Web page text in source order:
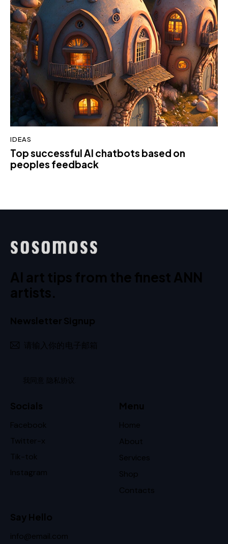
IDEAS
Top successful AI chatbots based on
peoples feedback
AI art tips from the finest ANN
artists.
Newsletter Signup
我同意 隐私协议
Socials
Facebook
Twitter-x
Tik-tok
Instagram
Menu
Home
About
Services
Shop
Contacts
Say Hello
info@email.com